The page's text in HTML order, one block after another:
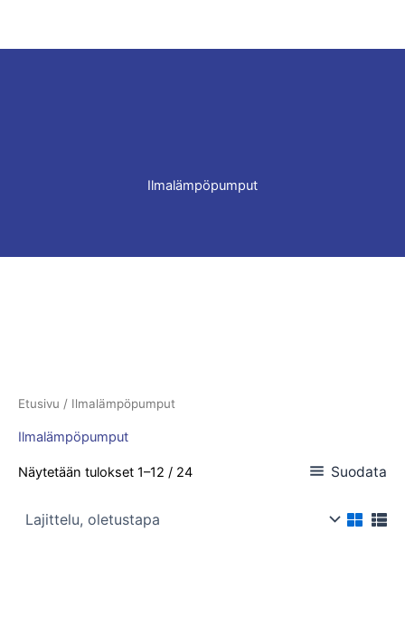
Ilmalämpöpumput
Etusivu / Ilmalämpöpumput
Ilmalämpöpumput
Näytetään tulokset 1–12 / 24 Suodata